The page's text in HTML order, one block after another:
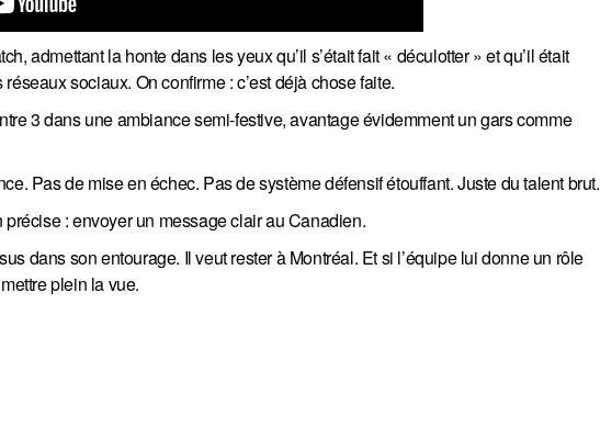
admettant la honte dans les yeux qu’il s’était fait « déculotter » et qu’il était
sociaux. On confirme : c’est déjà chose faite.
3 dans une ambiance semi-festive, avantage évidemment un gars comme
Pas de mise en échec. Pas de système défensif étouffant. Juste du talent brut.
: envoyer un message clair au Canadien.
dans son entourage. Il veut rester à Montréal. Et si l’équipe lui donne un rôle
plein la vue.